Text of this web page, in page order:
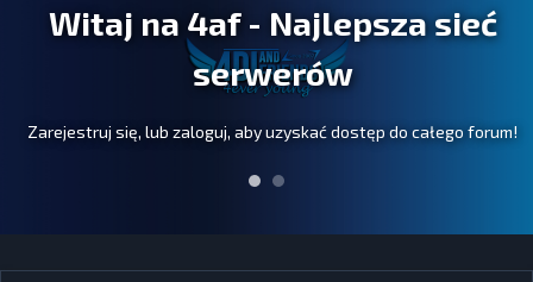
Witaj na 4af - Najlepsza sieć
serwerów
Zarejestruj się, lub zaloguj, aby uzyskać dostęp do całego forum!